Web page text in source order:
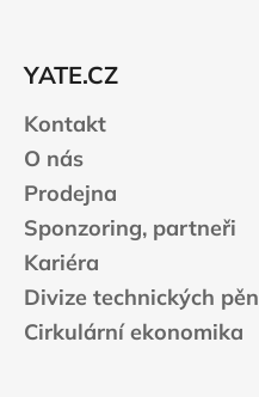
YATE.CZ
Kontakt
O nás
Prodejna
Sponzoring, partneři
Kariéra
Divize technických pěn
Cirkulární ekonomika